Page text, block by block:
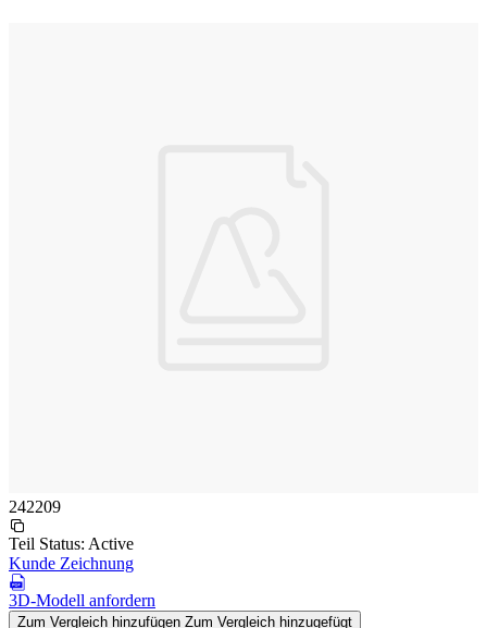
242209
Teil Status: Active
Kunde Zeichnung
3D-Modell anfordern
Zum Vergleich hinzufügen Zum Vergleich hinzugefügt